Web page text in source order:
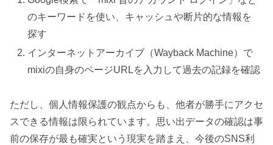
のキーワードを使い、キャッシュや断片的な情報を
探す
インターネットアーカイブ（Wayback Machine）で
mixiの自身のページURLを入力して過去の記録を確認
ただし、個人情報保護の観点からも、他者が勝手にアクセ
スできる情報は限られています。思い出データの確認は事
前の保存が最も確実という現実を踏まえ、今後のSNS利